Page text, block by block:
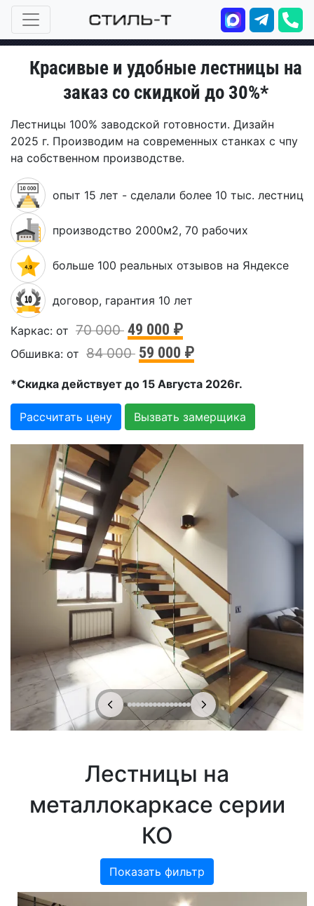
Красивые и удобные лестницы на
заказ со скидкой до 30%*
Лестницы 100% заводской готовности. Дизайн
2025 г. Производим на современных станках с чпу
на собственном производстве.
опыт 15 лет - сделали более 10 тыс. лестниц
производство 2000м2, 70 рабочих
больше 100 реальных отзывов на Яндексе
договор, гарантия 10 лет
Каркас: от 70 000 49 000 ₽
Обшивка: от 84 000 59 000 ₽
*Скидка действует до 15 Августа 2026г.
Рассчитать цену Вызвать замерщика
Лестницы на
металлокаркасе серии
КО
Показать фильтр